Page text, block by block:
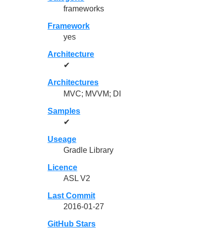
frameworks
Framework
yes
Architecture
✔
Architectures
MVC; MVVM; DI
Samples
✔
Useage
Gradle Library
Licence
ASL V2
Last Commit
2016-01-27
GitHub Stars